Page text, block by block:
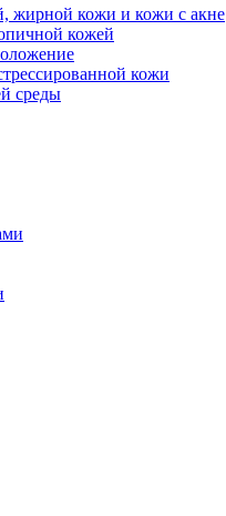
жирной кожи и кожи с акне
кожей
кожи
среды